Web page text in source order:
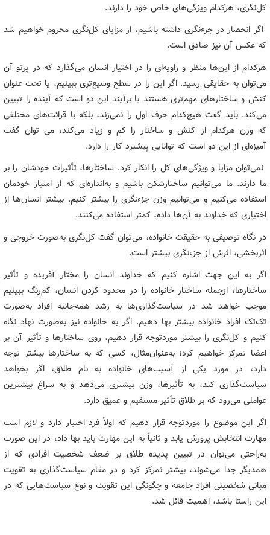
کل‌نگری، هرکدام ویژگی‌های خاص خود را دارند.
اگر انحصار در جزءنگری داشته باشیم، از مزایای کل‌نگری محروم خواهیم شد
که عکس آن نیز صادق است.
هرکدام از این‌ها منظر و زاویه‌ای را در اختیار انسان می‌گذارد که در پرتو آن
می‌توان به حقایقی رسید. اگر این را در سطح وسیع‌تری ببینیم، یا تحت عنوان
کنش و ساختارهای مهم‌تری هستند یا برآیند این دو است که آینده را تبیین
می‌کند. باید گفت هیچ‌کدام حرف اول را نمی‌زند، بلکه با قرائت‌های مختلفی
که وزن هرکدام از کنش و ساختار را کم ‌و زیاد می‌کند، می توان گفت
آمیزه‌ای از این دو است که توانایی پیشبرد کار را دارد.
نمی‌توان مزایا و ویژگی‌های کل را انکار کرد. ساختارها، تأثیرات خودشان را بر
ما دارند. ما می‌توانیم ساختارشکن باشیم و به‌اندازه‌ای که از امتیاز خودمان
استفاده می‌کنیم و می‌توانیم وزن جزءنگری را بیشتر کنیم. بیشتر انسان‌ها از
اختیاری که خداوند به آن‌ها داده، کمتر استفاده می‌کنند.
در نگاه توصیفی به حقیقت خانواده، می‌توان گفت کل‌نگری به‌صورت خروجی و
اثربخشی، اثرش از جزءنگری بیشتر است.
اگر به این جهت اشاره کنیم که خداوند انسان را مختار آفریده و تأثیر
ساختارها، ازجمله ساختار خانواده را در محدود کردن انسان، کم‌رنگ ببینیم
موجب خواهد شد در سیاست‌گذاری‌ها به رشد همه‌جانبه افراد به‌صورت
تک‌تک افراد خانواده بیشتر بها دهیم. اگر به خانواده نیز به‌صورت نهاد نگاه
کنیم و کل‌نگری را بیشتر موردتوجه قرار دهیم، روی ساختارها و تأثیر آن بر
اعضا تمرکز خواهیم کرد؛ به‌عنوان‌مثال، کسی که به ساختارها بیشتر توجه
دارد، در مورد یکی از آسیب‌های خانواده به نام طلاق، اگر بخواهد
سیاست‌گذاری کند، به تأثیرها، وزن بیشتری می‌دهد و به سراغ بیشترین
عواملی می‌رود که بر طلاق تأثیر مستقیم و عمیق دارد.
اگر این موضوع را موردتوجه قرار دهیم که اولاً فرد اختیار دارد و لازم است
مهارت انتخابش پرورش یابد و ثانیاً به این مهارت باید بها داد، در این صورت
به‌راحتی می‌توان در تبیین پدیده طلاق بر ضعف شخصیت افرادی که از
همدیگر جدا می‌شوند، بیشتر تمرکز کرد و در مقام سیاست‌گذاری به تقویت
مبانی شخصیتی افراد جامعه و چگونگی این تقویت و نوع سیاست‌هایی که در
این راستا باشد، اهمیت قائل شد.